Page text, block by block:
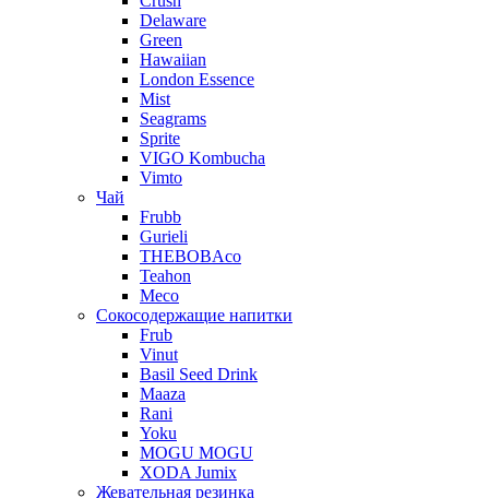
Delaware
Green
Hawaiian
London Essence
Mist
Seagrams
Sprite
VIGO Kombucha
Vimto
Чай
Frubb
Gurieli
THEBOBAco
Teahon
Meco
Сокосодержащие напитки
Frub
Vinut
Basil Seed Drink
Maaza
Rani
Yoku
MOGU MOGU
XODA Jumix
Жевательная резинка